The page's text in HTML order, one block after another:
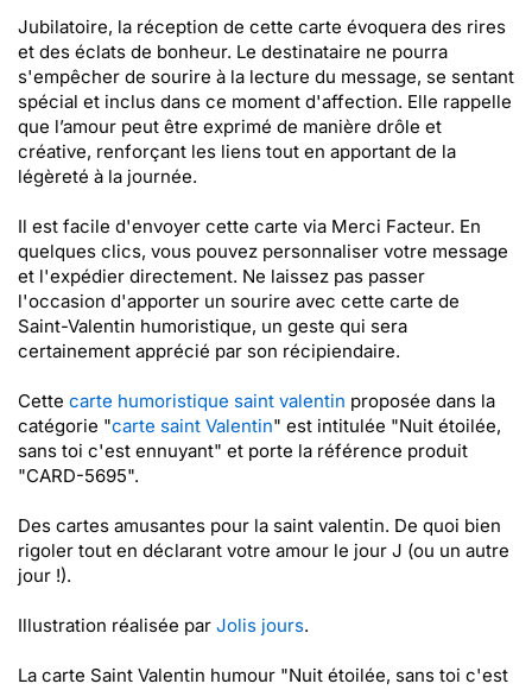
Jubilatoire, la réception de cette carte évoquera des rires
et des éclats de bonheur. Le destinataire ne pourra
s'empêcher de sourire à la lecture du message, se sentant
spécial et inclus dans ce moment d'affection. Elle rappelle
que l’amour peut être exprimé de manière drôle et
créative, renforçant les liens tout en apportant de la
légèreté à la journée.
Il est facile d'envoyer cette carte via Merci Facteur. En
quelques clics, vous pouvez personnaliser votre message
et l'expédier directement. Ne laissez pas passer
l'occasion d'apporter un sourire avec cette carte de
Saint-Valentin humoristique, un geste qui sera
certainement apprécié par son récipiendaire.
Cette carte humoristique saint valentin proposée dans la
catégorie "carte saint Valentin" est intitulée "Nuit étoilée,
sans toi c'est ennuyant" et porte la référence produit
"CARD-5695".
Des cartes amusantes pour la saint valentin. De quoi bien
rigoler tout en déclarant votre amour le jour J (ou un autre
jour !).
Illustration réalisée par Jolis jours.
La carte Saint Valentin humour "Nuit étoilée, sans toi c'est